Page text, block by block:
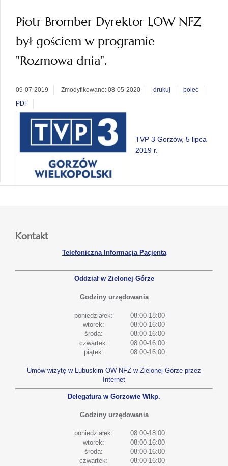
Piotr Bromber Dyrektor LOW NFZ
był gościem w programie
"Rozmowa dnia".
09-07-2019 Zmodyfikowano: 08-05-2020 drukuj
poleć
PDF
TVP 3 Gorzów, 5 lipca
2019 r.
Kontakt
Telefoniczna Informacja Pacjenta
Oddział w Zielonej Górze
Godziny urzędowania
poniedziałek:
08:00-18:00
wtorek:
08:00-16:00
środa:
08:00-16:00
czwartek:
08:00-16:00
piątek:
08:00-16:00
Umów wizytę w Lubuskim OW NFZ w Zielonej Górze przez
Internet
Delegatura w Gorzowie Wlkp.
Godziny urzędowania
poniedziałek:
08:00-18:00
wtorek:
08:00-16:00
środa:
08:00-16:00
czwartek:
08:00-16:00